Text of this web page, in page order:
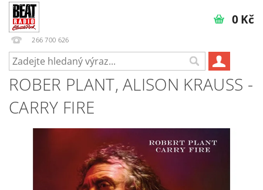
266 700 626
0 Kč
ROBER PLANT, ALISON KRAUSS -
CARRY FIRE